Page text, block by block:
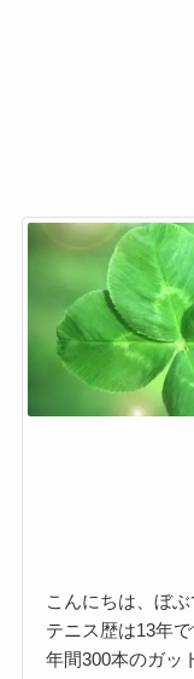
こんにちは、ぼぶ
テニス歴は13年で
年間300本のガッ